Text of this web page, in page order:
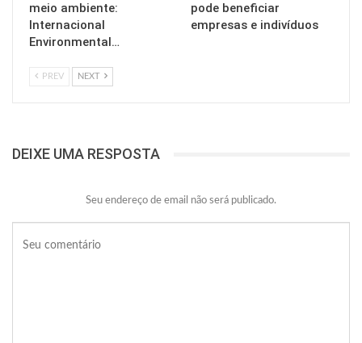
meio ambiente:
Internacional
Environmental…
pode beneficiar
empresas e indivíduos
PREV NEXT
DEIXE UMA RESPOSTA
Seu endereço de email não será publicado.